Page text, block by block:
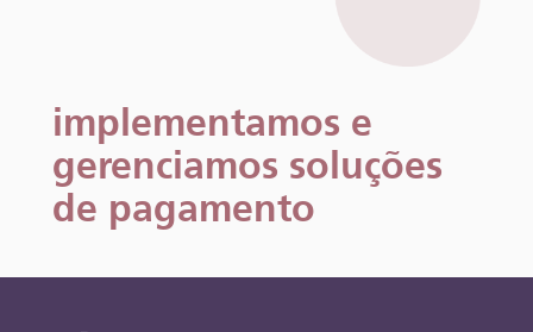
implementamos e
gerenciamos soluções
de pagamento